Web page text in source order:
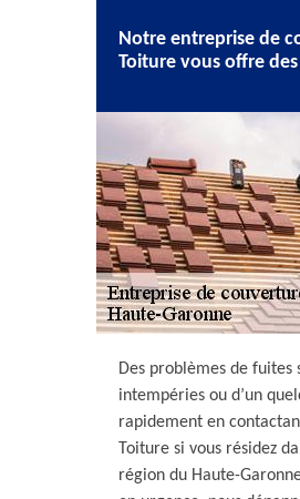
Notre entreprise de
Toiture vous offre
Des problèmes de
intempéries ou d’un
rapidement en
Toiture si vous résidez
région du Haute-